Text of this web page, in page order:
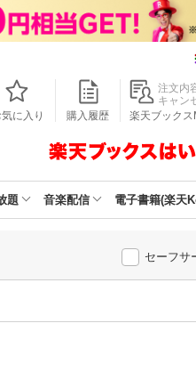
気に入り 購入履歴
注文内
キャン
楽天ブックス
題 音楽配信 電子書籍(楽天
セーフサ